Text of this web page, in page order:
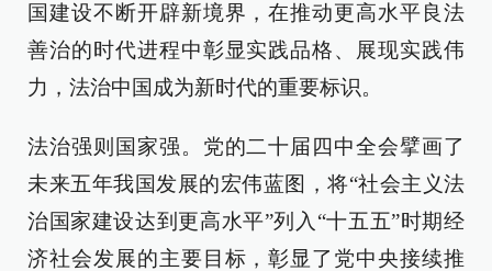
国建设不断开辟新境界，在推动更高水平良法
善治的时代进程中彰显实践品格、展现实践伟
力，法治中国成为新时代的重要标识。
法治强则国家强。党的二十届四中全会擘画了
未来五年我国发展的宏伟蓝图，将“社会主义法
治国家建设达到更高水平”列入“十五五”时期经
济社会发展的主要目标，彰显了党中央接续推